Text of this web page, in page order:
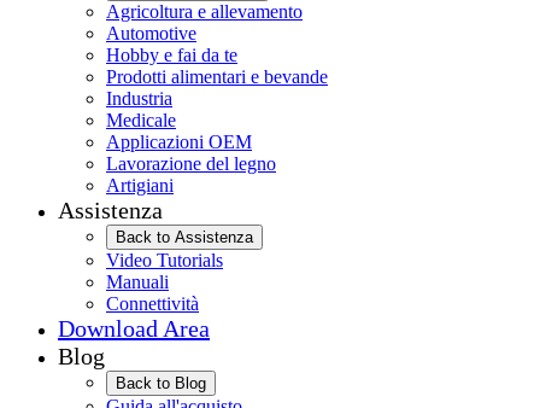
Agricoltura e allevamento
Automotive
Hobby e fai da te
Prodotti alimentari e bevande
Industria
Medicale
Applicazioni OEM
Lavorazione del legno
Artigiani
Assistenza
Back to Assistenza
Video Tutorials
Manuali
Connettività
Download Area
Blog
Back to Blog